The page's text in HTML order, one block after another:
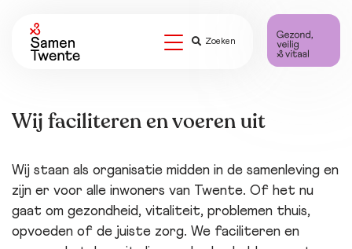
Zoeken
Wij faciliteren en voeren uit
Wij staan als organisatie midden in de samenleving en
zijn er voor alle inwoners van Twente. Of het nu
gaat om gezondheid, vitaliteit, problemen thuis,
opvoeden of de juiste zorg. We faciliteren en